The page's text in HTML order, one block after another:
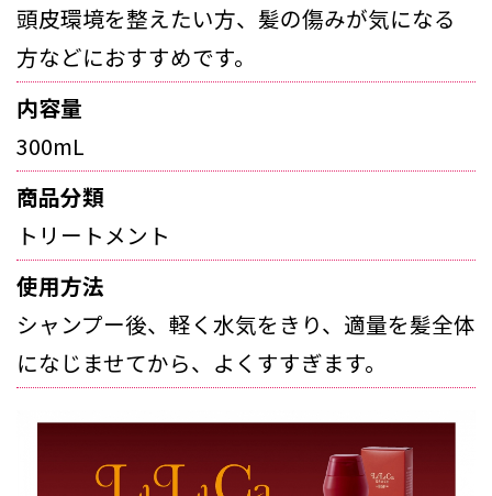
頭皮環境を整えたい方、髪の傷みが気になる
方などにおすすめです。
内容量
300mL
商品分類
トリートメント
使用方法
シャンプー後、軽く水気をきり、適量を髪全体
になじませてから、よくすすぎます。